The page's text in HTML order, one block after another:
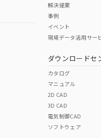
解決提案
事例
イベント
現場データ活用サー
ダウンロードセ
カタログ
マニュアル
2D CAD
3D CAD
電気制御CAD
ソフトウェア